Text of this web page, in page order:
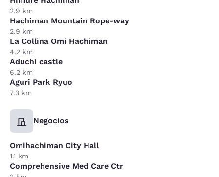
2.9 km
Hachiman Mountain Rope-way
2.9 km
La Collina Omi Hachiman
4.2 km
Aduchi castle
6.2 km
Aguri Park Ryuo
7.3 km
Negocios
Omihachiman City Hall
1.1 km
Comprehensive Med Care Ctr